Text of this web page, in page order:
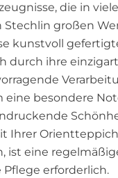
die in
Stechlin großen
kunstvoll
durch ihre
eine besondere
Ihrer
ist eine
erforderlich.